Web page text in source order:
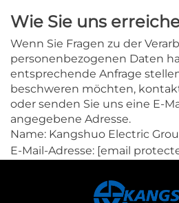
Wie Sie uns
Wenn Sie Fragen zu der
personenbezogenen Daten
entsprechende Anfrage
beschweren möchten,
oder senden Sie uns eine E-
angegebene Adresse.
Name: Kangshuo Electric
E-Mail-Adresse: [email